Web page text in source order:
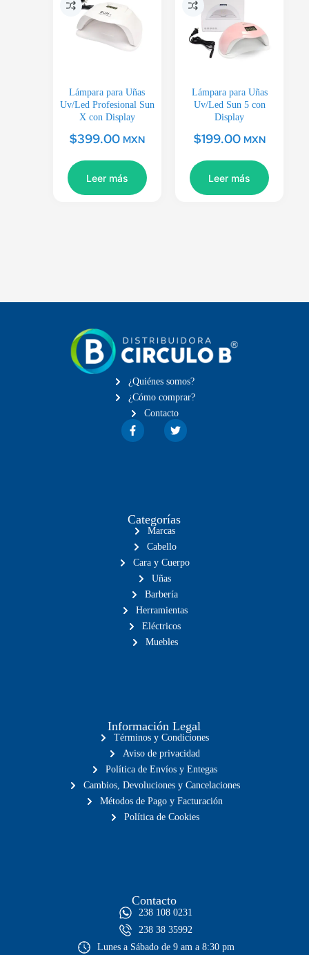
Lámpara para Uñas
Uv/Led Profesional Sun
X con Display
$399.00 MXN
Leer más
Lámpara para Uñas
Uv/Led Sun 5 con
Display
$199.00 MXN
Leer más
¿Quiénes somos?
¿Cómo comprar?
Contacto
Categorías
Marcas
Cabello
Cara y Cuerpo
Uñas
Barbería
Herramientas
Eléctricos
Muebles
Información Legal
Términos y Condiciones
Aviso de privacidad
Política de Envíos y Entegas
Cambios, Devoluciones y Cancelaciones
Métodos de Pago y Facturación
Política de Cookies
Contacto
238 108 0231
238 38 35992
Lunes a Sábado de 9 am a 8:30 pm